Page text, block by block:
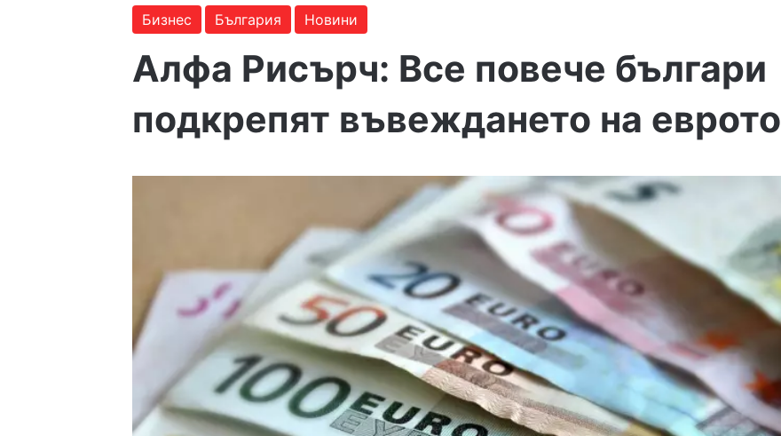
Бизнес България Новини
Алфа Рисърч: Все повече българи
подкрепят въвеждането на еврото